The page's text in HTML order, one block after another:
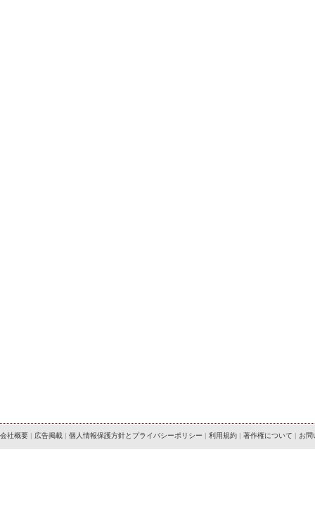
会社概要 | 広告掲載 | 個人情報保護方針とプライバシーポリシー | 利用規約 | 著作権について | お問